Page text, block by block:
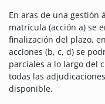
En aras de una gestión
matrícula (acción a) se
finalización del plazo,
acciones (b, c, d) se
parciales a lo largo del
todas las
disponible.